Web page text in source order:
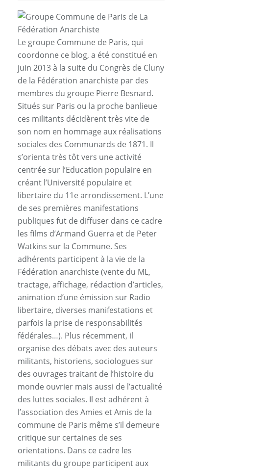
Le groupe Commune de Paris, qui
coordonne ce blog, a été constitué en
juin 2013 à la suite du Congrès de Cluny
de la Fédération anarchiste par des
membres du groupe Pierre Besnard.
Situés sur Paris ou la proche banlieue
ces militants décidèrent très vite de
son nom en hommage aux réalisations
sociales des Communards de 1871. Il
s’orienta très tôt vers une activité
centrée sur l’Education populaire en
créant l’Université populaire et
libertaire du 11e arrondissement. L’une
de ses premières manifestations
publiques fut de diffuser dans ce cadre
les films d’Armand Guerra et de Peter
Watkins sur la Commune. Ses
adhérents participent à la vie de la
Fédération anarchiste (vente du ML,
tractage, affichage, rédaction d’articles,
animation d’une émission sur Radio
libertaire, diverses manifestations et
parfois la prise de responsabilités
fédérales…). Plus récemment, il
organise des débats avec des auteurs
militants, historiens, sociologues sur
des ouvrages traitant de l’histoire du
monde ouvrier mais aussi de l’actualité
des luttes sociales. Il est adhérent à
l’association des Amies et Amis de la
commune de Paris même s’il demeure
critique sur certaines de ses
orientations. Dans ce cadre les
militants du groupe participent aux